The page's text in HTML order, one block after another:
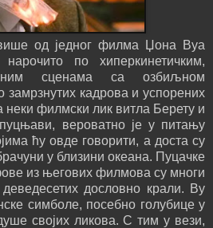
од једног филма Џона Вуа
по хиперкинетичким,
сценама са озбиљном
замрзнутих кадрова и успорених
неки филмски лик витла Берету и
вероватно је у питању
ћу овде говорити, а доста су
у близини океана. Пуцачке
из његових филмова су многи
дословно крали. Ву
симболе, посебно голубице у
својих ликова. С тим у вези,